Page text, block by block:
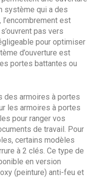
système qui a des
est
pas vers
pour optimiser
d’ouverture est
portes battantes ou
des armoires à portes
les armoires à portes
pour ranger vos
de travail. Pour
certains modèles
à 2 clés. Ce type de
en version
(peinture) anti-feu et